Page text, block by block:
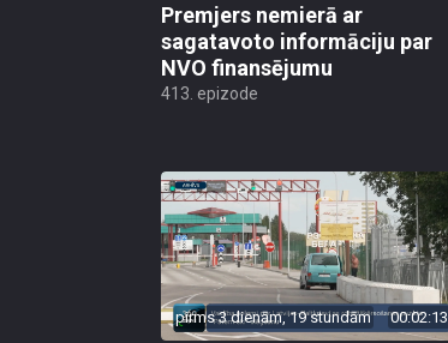
Premjers nemierā ar
sagatavoto informāciju par
NVO finansējumu
413. epizode
pirms 3 dienām, 19 stundām 00:02:13